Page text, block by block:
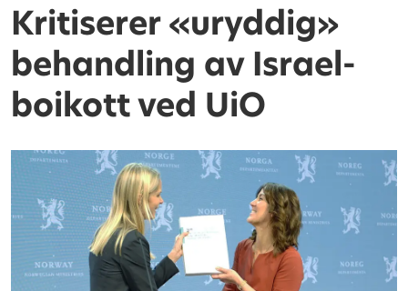
Kritiserer «uryddig»
behandling av Israel-
boikott ved UiO